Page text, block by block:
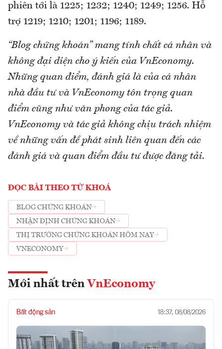
phiên tới là 1225; 1232; 1240; 1249; 1256. Hỗ
trợ 1219; 1210; 1201; 1196; 1189.
“Blog chứng khoán” mang tính chất cá nhân và
không đại diện cho ý kiến của VnEconomy.
Những quan điểm, đánh giá là của cá nhân
nhà đầu tư và VnEconomy tôn trọng quan
điểm cũng như văn phong của tác giả.
VnEconomy và tác giả không chịu trách nhiệm
về những vấn đề phát sinh liên quan đến các
đánh giá và quan điểm đầu tư được đăng tải.
ĐỌC BÀI THEO TỪ KHOÁ
BLOG CHỨNG KHOÁN
NHẬN ĐỊNH CHỨNG KHOÁN
THỊ TRƯỜNG CHỨNG KHOÁN HÔM NAY
VNECONOMY
Mới nhất trên VnEconomy
Bất động sản 18:37, 08/08/2026